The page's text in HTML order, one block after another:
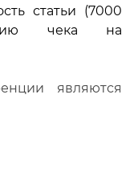
статьи (7000
чека на
являются